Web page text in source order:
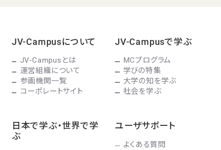
JV-Campusについて
JV-Campusとは
運営組織について
参画機関一覧
コーポレートサイト
JV-Campusで学ぶ
MCプログラム
学びの特集
大学の知を学ぶ
社会を学ぶ
日本で学ぶ・世界で学
ぶ
ユーザサポート
よくある質問